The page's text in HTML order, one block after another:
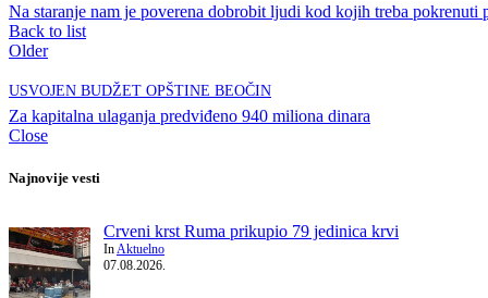
Na staranje nam je poverena dobrobit ljudi kod kojih treba pokrenuti
Back to list
Older
USVOJEN BUDŽET OPŠTINE BEOČIN
Za kapitalna ulaganja predviđeno 940 miliona dinara
Close
Najnovije vesti
Crveni krst Ruma prikupio 79 jedinica krvi
InAktuelno
07.08.2026.